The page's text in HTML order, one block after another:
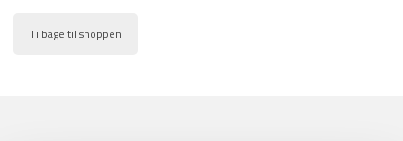
Tilbage til shoppen